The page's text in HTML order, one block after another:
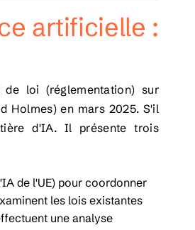
artificielle :
loi (réglementation) sur
Holmes) en mars 2025. S'il
d'IA. Il présente trois
de l'UE) pour coordonner
les lois existantes
une analyse